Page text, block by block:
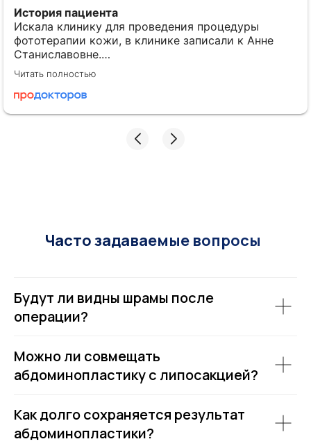
История пациента
Искала клинику для проведения процедуры
фототерапии​ кожи, в клинике записали к Анне
Станиславовне.
Понравилось
Доктор подробно проконсультировала по моей
В процессе процедуры постоянно интересовалась
Читать полностью
Часто задаваемые вопросы
Будут ли видны шрамы после
операции?
Можно ли совмещать
абдоминопластику с липосакцией?
Как долго сохраняется результат
абдоминопластики?